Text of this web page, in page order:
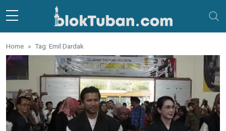
Skip to main content
Home Tag: Emil Dardak